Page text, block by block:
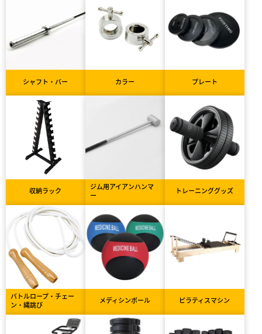
シャフト・バー カラー プレート
収納ラック
ジム用アイアンハンマ
ー
トレーニンググッズ
バトルロープ・チェー
ン・縄跳び
メディシンボール ピラティスマシン